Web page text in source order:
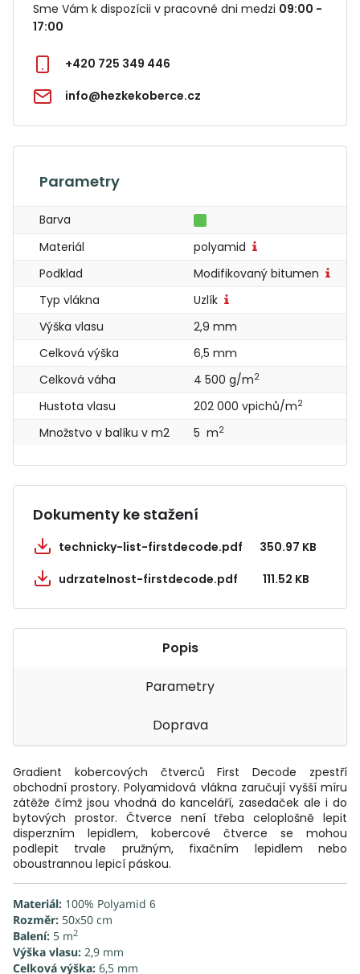
Sme Vám k dispozícii v pracovné dni medzi 09:00 -
17:00
+420 725 349 446
info@hezkekoberce.cz
Parametry
Barva
Materiál
polyamid
Podklad
Modifikovaný bitumen
Typ vlákna
Uzlík
Výška vlasu
2,9 mm
Celková výška
6,5 mm
Celková váha
4 500 g/m2
Hustota vlasu 202 000 vpichů/m2
Množstvo v balíku v m2 5 m2
Dokumenty ke stažení
technicky-list-firstdecode.pdf
350.97 KB
udrzatelnost-firstdecode.pdf
111.52 KB
Popis
Parametry
Doprava
Gradient kobercových čtverců First Decode zpestří
obchodní prostory. Polyamidová vlákna zaručují vyšší míru
zátěže čímž jsou vhodná do kanceláří, zasedaček ale i do
bytových prostor. Čtverce není třeba celoplošně lepit
disperzním lepidlem, kobercové čtverce se mohou
podlepit trvale pružným, fixačním lepidlem nebo
oboustrannou lepicí páskou.
Materiál: 100% Polyamid 6
Rozměr: 50x50 cm
Balení: 5 m2
Výška vlasu: 2,9 mm
Celková výška: 6,5 mm